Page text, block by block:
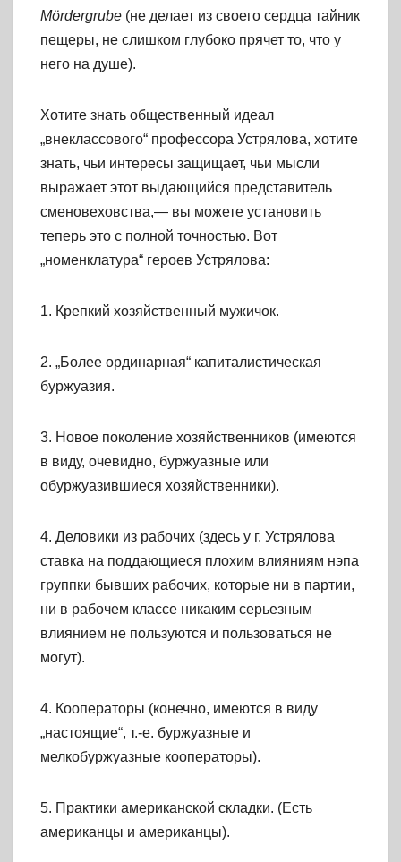
Mördergrube (не делает из своего сердца тайник
пещеры, не слишком глубоко прячет то, что у
него на душе).
Хотите знать общественный идеал
„внеклассового“ профессора Устрялова, хотите
знать, чьи интересы защищает, чьи мысли
выражает этот выдающийся представитель
сменовеховства,— вы можете установить
теперь это с полной точностью. Вот
„номенклатура“ героев Устрялова:
1. Крепкий хозяйственный мужичок.
2. „Более ординарная“ капиталистическая
буржуазия.
3. Новое поколение хозяйственников (имеются
в виду, очевидно, буржуазные или
обуржуазившиеся хозяйственники).
4. Деловики из рабочих (здесь у г. Устрялова
ставка на поддающиеся плохим влияниям нэпа
группки бывших рабочих, которые ни в партии,
ни в рабочем классе никаким серьезным
влиянием не пользуются и пользоваться не
могут).
4. Кооператоры (конечно, имеются в виду
„настоящие“, т.-е. буржуазные и
мелкобуржуазные кооператоры).
5. Практики американской складки. (Есть
американцы и американцы).